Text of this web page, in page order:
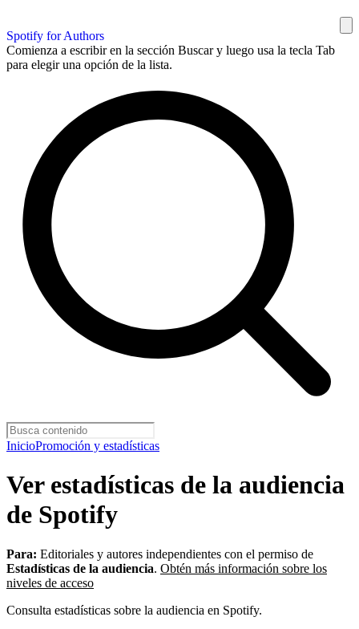
Spotify for Authors
Comienza a escribir en la sección Buscar y luego usa la tecla Tab
para elegir una opción de la lista.
InicioPromoción y estadísticas
Ver estadísticas de la audiencia
de Spotify
Para: Editoriales y autores independientes con el permiso de
Estadísticas de la audiencia. Obtén más información sobre los
niveles de acceso
Consulta estadísticas sobre la audiencia en Spotify.